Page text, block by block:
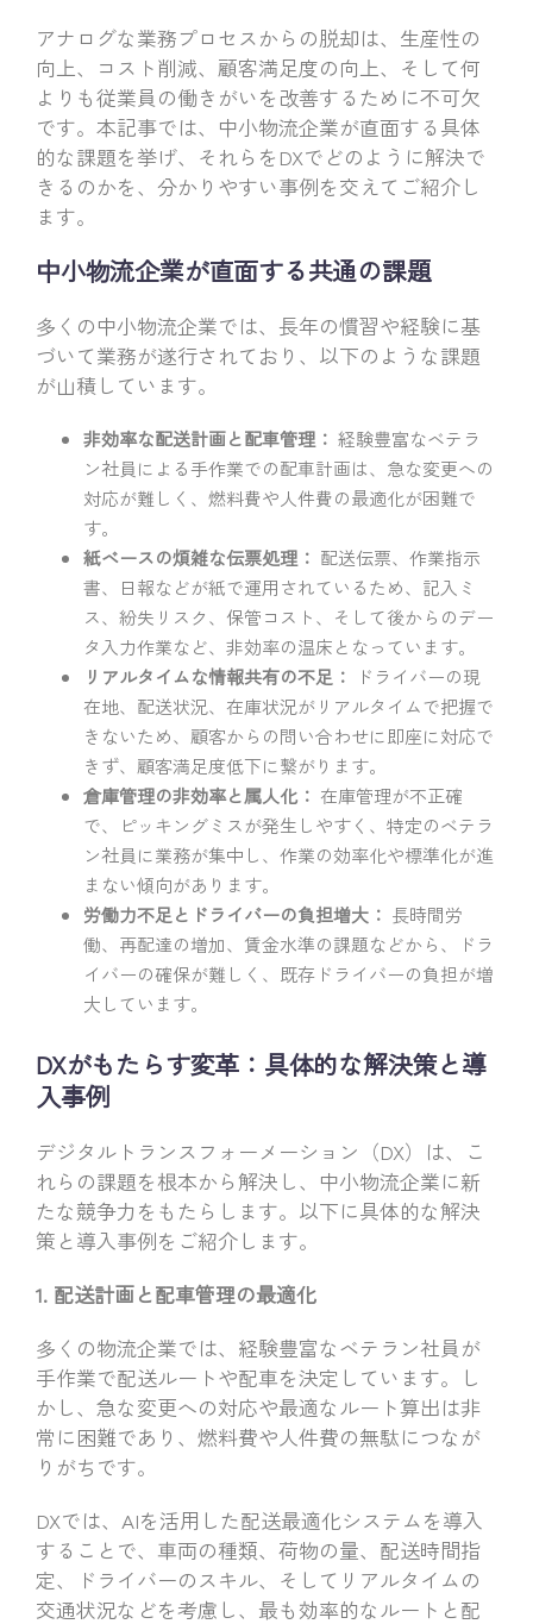
アナログな業務プロセスからの脱却は、生産性の
向上、コスト削減、顧客満足度の向上、そして何
よりも従業員の働きがいを改善するために不可欠
です。本記事では、中小物流企業が直面する具体
的な課題を挙げ、それらをDXでどのように解決で
きるのかを、分かりやすい事例を交えてご紹介し
ます。
中小物流企業が直面する共通の課題
多くの中小物流企業では、長年の慣習や経験に基
づいて業務が遂行されており、以下のような課題
が山積しています。
非効率な配送計画と配車管理： 経験豊富なベテラ
ン社員による手作業での配車計画は、急な変更への
対応が難しく、燃料費や人件費の最適化が困難で
す。
紙ベースの煩雑な伝票処理： 配送伝票、作業指示
書、日報などが紙で運用されているため、記入ミ
ス、紛失リスク、保管コスト、そして後からのデー
タ入力作業など、非効率の温床となっています。
リアルタイムな情報共有の不足：
ドライバーの現
在地、配送状況、在庫状況がリアルタイムで把握で
きないため、顧客からの問い合わせに即座に対応で
きず、顧客満足度低下に繋がります。
倉庫管理の非効率と属人化： 在庫管理が不正確
で、ピッキングミスが発生しやすく、特定のベテラ
ン社員に業務が集中し、作業の効率化や標準化が進
まない傾向があります。
労働力不足とドライバーの負担増大： 長時間労
働、再配達の増加、賃金水準の課題などから、ドラ
イバーの確保が難しく、既存ドライバーの負担が増
大しています。
DXがもたらす変革：具体的な解決策と導
入事例
デジタルトランスフォーメーション（DX）は、こ
れらの課題を根本から解決し、中小物流企業に新
たな競争力をもたらします。以下に具体的な解決
策と導入事例をご紹介します。
1. 配送計画と配車管理の最適化
多くの物流企業では、経験豊富なベテラン社員が
手作業で配送ルートや配車を決定しています。し
かし、急な変更への対応や最適なルート算出は非
常に困難であり、燃料費や人件費の無駄につなが
りがちです。
DXでは、AIを活用した配送最適化システムを導入
することで、車両の種類、荷物の量、配送時間指
定、ドライバーのスキル、そしてリアルタイムの
交通状況などを考慮し、最も効率的なルートと配